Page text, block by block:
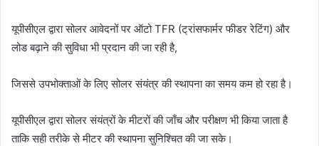
यूपीसीएल द्वारा सोलर आवेदनों पर ऑटो TFR (ट्रांसफार्मर फीडर रेटिंग) और
लोड बढ़ाने की सुविधा भी प्रदान की जा रही है,
जिससे उपभोक्ताओं के लिए सोलर संयंत्र की स्थापना का समय कम हो रहा है।
यूपीसीएल द्वारा सोलर संयंत्रों के मीटरों की जाँच और परीक्षण भी किया जाता है
ताकि सही तरीके से मीटर की स्थापना सुनिश्चित की जा सके।